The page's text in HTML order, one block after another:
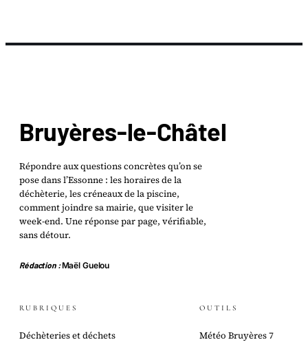
Bruyères-le-Châtel
Répondre aux questions concrètes qu’on se
pose dans l’Essonne : les horaires de la
déchèterie, les créneaux de la piscine,
comment joindre sa mairie, que visiter le
week-end. Une réponse par page, vérifiable,
sans détour.
Rédaction :Maël Guelou
RUBRIQUES
Déchèteries et déchets
OUTILS
Météo Bruyères 7